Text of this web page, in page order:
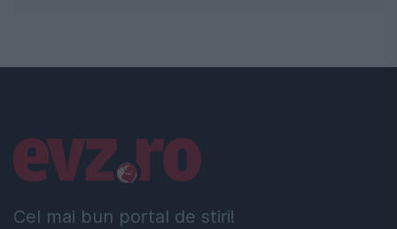
Cel mai bun portal de stiri!
Linkuri utile